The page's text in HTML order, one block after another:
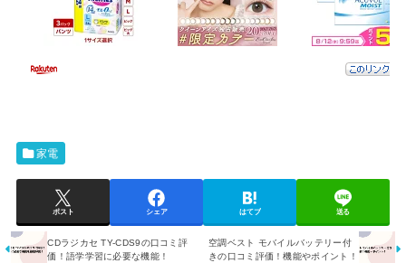
家電
ポスト シェア はてブ 送る
CDラジカセ TY-CDS9の口コミ評
価！語学学習に必要な機能！
空調ベスト モバイルバッテリー付
きの口コミ評価！機能やポイント！